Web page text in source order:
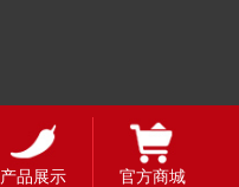
产品展示 官方商城